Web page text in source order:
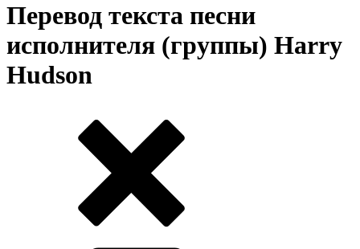
Перевод текста песни
исполнителя (группы) Harry
Hudson